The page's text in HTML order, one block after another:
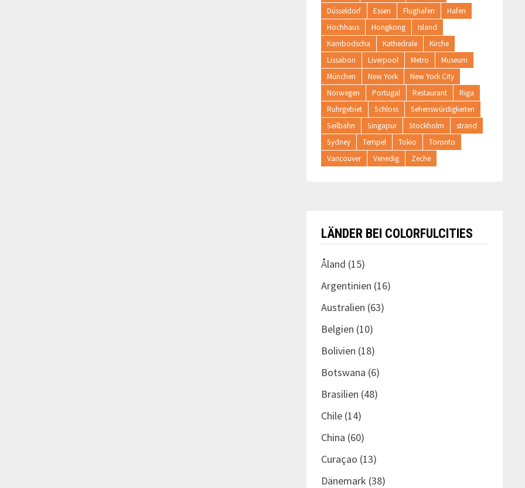
Düsseldorf
Essen Flughafen
Hafen
Hochhaus
Hongkong
Island
Kambodscha
Kathedrale
Kirche
Lissabon
Liverpool Metro
Museum
München
New York
New York City
Norwegen
Portugal Restaurant
Riga
Ruhrgebiet
Schloss
Sehenswürdigkeiten
Seilbahn
Singapur Stockholm
strand
Sydney
Tempel Tokio
Toronto
Vancouver
Venedig Zeche
LÄNDER BEI COLORFULCITIES
Åland (15)
Argentinien (16)
Australien (63)
Belgien (10)
Bolivien (18)
Botswana (6)
Brasilien (48)
Chile(14)
China (60)
Curaçao (13)
Dänemark (38)